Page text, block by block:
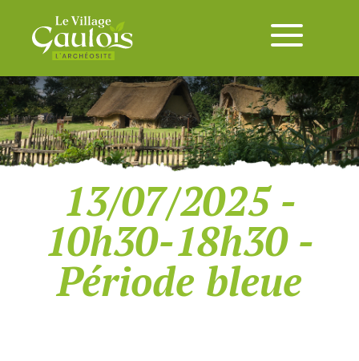
13/07/2025 -
10h30-18h30 -
Période bleue